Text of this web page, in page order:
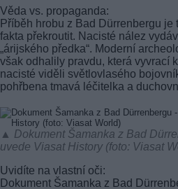
Věda vs. propaganda:
Příběh hrobu z Bad Dürrenbergu
fakta překroutit. Nacisté nález
„árijského předka“. Moderní
však odhalily pravdu, která vyvrací
nacisté viděli světlovlasého
pohřbena tmavá léčitelka a
▲ Dokument Šamanka z Bad
uvede Viasat History (foto: Viasat
Uvidíte na vlastní oči:
Dokument Šamanka z Bad